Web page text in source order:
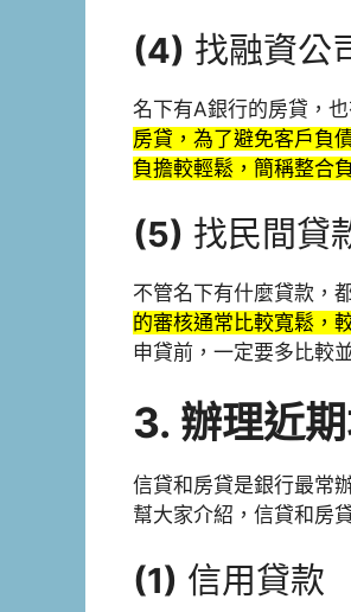
(4) 找融資公
名下有A銀行的房貸，
房貸，為了避免客戶負
負擔較輕鬆，簡稱整合
(5) 找民間貸
不管名下有什麼貸款，
的審核通常比較寬鬆，
申貸前，一定要多比較
3. 辦理近
信貸和房貸是銀行最常
幫大家介紹，信貸和房
(1) 信用貸款